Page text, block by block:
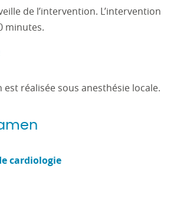
de l’intervention. L’intervention
minutes.
réalisée sous anesthésie locale.
cardiologie